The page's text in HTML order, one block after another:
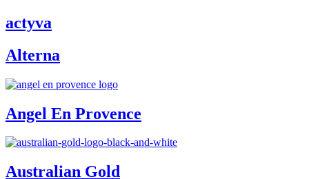
actyva
Alterna
Angel En Provence
Australian Gold